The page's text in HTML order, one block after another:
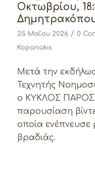
Οκτωβρίου,
25 Μαΐου 2026 / 0
Kopanakis
Μετά την
Τεχνητής
ο ΚΥΚΛΟΣ ΠΑΡΟΣ
παρουσίαση
οποία ενέπνευσε
βραδιάς.